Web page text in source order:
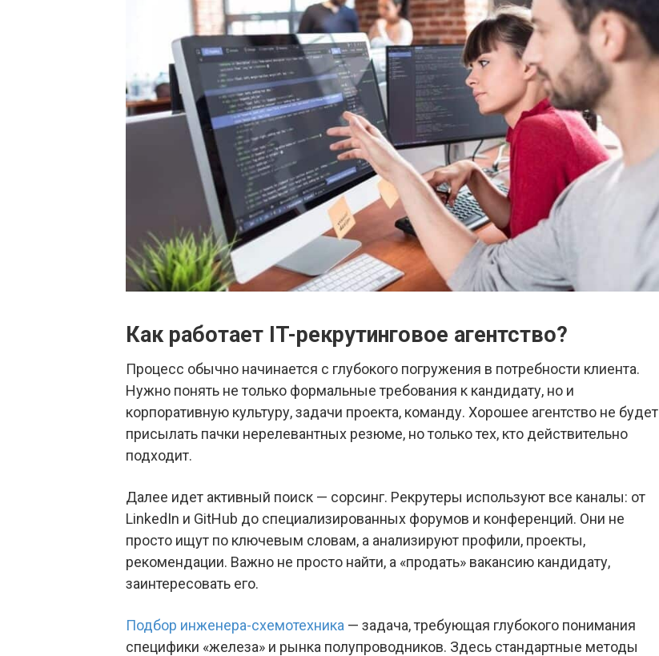
Как работает IT-рекрутинговое агентство?
Процесс обычно начинается с глубокого погружения в потребности клиента.
Нужно понять не только формальные требования к кандидату, но и
корпоративную культуру, задачи проекта, команду. Хорошее агентство не будет
присылать пачки нерелевантных резюме, но только тех, кто действительно
подходит.
Далее идет активный поиск — сорсинг. Рекрутеры используют все каналы: от
LinkedIn и GitHub до специализированных форумов и конференций. Они не
просто ищут по ключевым словам, а анализируют профили, проекты,
рекомендации. Важно не просто найти, а «продать» вакансию кандидату,
заинтересовать его.
Подбор инженера-схемотехника — задача, требующая глубокого понимания
специфики «железа» и рынка полупроводников. Здесь стандартные методы